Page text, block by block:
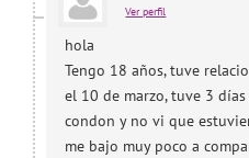
Ver perfil
hola
Tengo 18 años, tuve
el 10 de marzo, tuve 3
condon y no vi que
me bajo muy poco a